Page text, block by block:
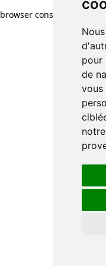
pour
de
vous
browser console for more